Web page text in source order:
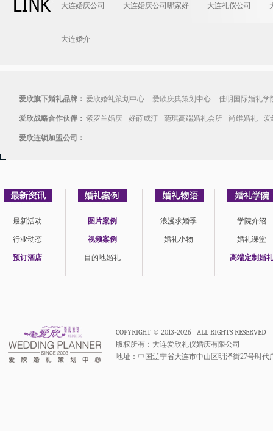
大连婚庆公司 大连婚庆公司哪家好 大连礼仪公司
大连婚介
爱欣旗下婚礼品牌： 爱欣婚礼策划中心 爱欣庆典策划中心 佳明国际婚礼学
爱欣战略合作伙伴： 紫罗兰婚庆 好莳威汀 葩琪高端婚礼会所 尚维婚礼 爱
爱欣连锁加盟公司：
最新活动
行业动态
预订酒店
图片案例
视频案例
目的地婚礼
浪漫求婚季
婚礼小物
学院介绍
婚礼课堂
高端定制婚礼
COPYRIGHT © 2013-2026 ALL RIGHTS RESERVED
版权所有：大连爱欣礼仪婚庆有限公司
地址：中国辽宁省大连市中山区明泽街27号时代